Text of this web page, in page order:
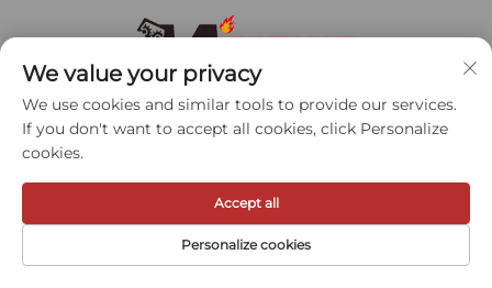
Meihe Hardware Industry (fondée en 1993) est un
ignifuge conforme à la norme américaine.
Spécialisée dans les produits certifiés UL et de
grade 1 ANSI/BHMA, notamment les charnières
We value your privacy
We use cookies and similar tools to provide our services.
If you don't want to accept all cookies, click Personalize
cookies.
Personalize cookies
Accept all